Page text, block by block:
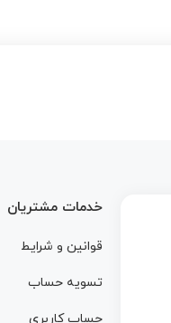
خدمات مشتریان
قوانین و شرایط
تسویه حساب
حساب کاربری